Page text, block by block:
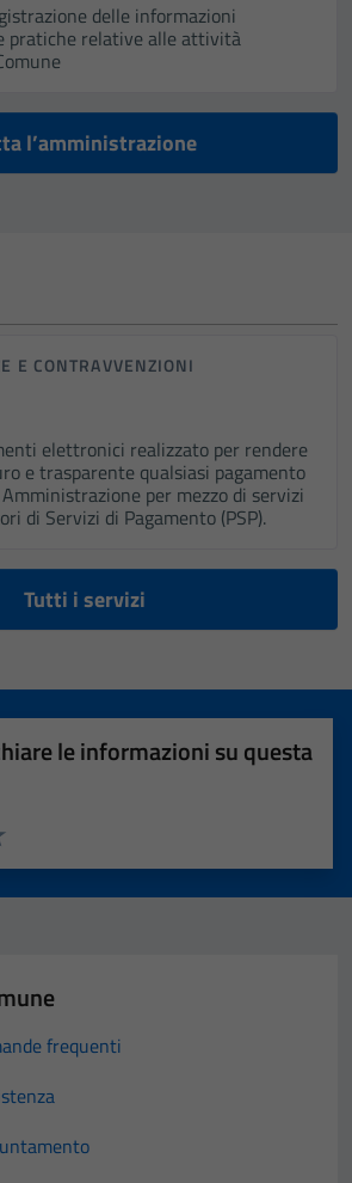
delle informazioni
pratiche relative alle attività
l’amministrazione
E CONTRAVVENZIONI
elettronici realizzato per rendere
e trasparente qualsiasi pagamento
per mezzo di servizi
di Servizi di Pagamento (PSP).
Tutti i servizi
le informazioni su questa
5 stelle su 5
stelle su 5
su 5
5
frequenti